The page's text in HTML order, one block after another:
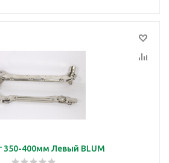
350-400мм Левый BLUM